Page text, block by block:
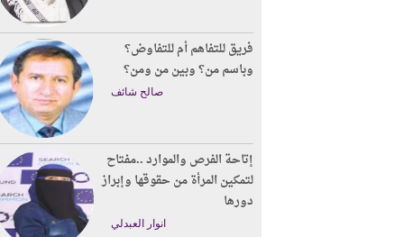
فريق للتفاهم أم للتفاوض؟
وباسم من؟ وبين من ومن؟
صالح شائف
إتاحة الفرص والموارد ..مفتاح
لتمكين المرأة من حقوقها وإبراز
دورها
انوار العبدلي